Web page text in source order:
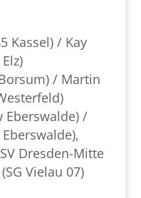
Kassel) / Kay
/ Martin
Eberswalde) /
Dresden-Mitte
Vielau 07)